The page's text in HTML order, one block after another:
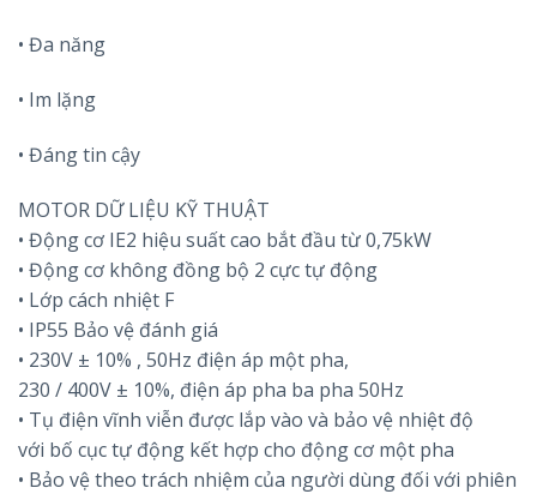
• Đa năng
• Im lặng
• Đáng tin cậy
MOTOR DỮ LIỆU KỸ THUẬT
• Động cơ IE2 hiệu suất cao bắt đầu từ 0,75kW
• Động cơ không đồng bộ 2 cực tự động
• Lớp cách nhiệt F
• IP55 Bảo vệ đánh giá
• 230V ± 10% , 50Hz điện áp một pha,
230 / 400V ± 10%, điện áp pha ba pha 50Hz
• Tụ điện vĩnh viễn được lắp vào và bảo vệ nhiệt độ
với bố cục tự động kết hợp cho động cơ một pha
• Bảo vệ theo trách nhiệm của người dùng đối với phiên